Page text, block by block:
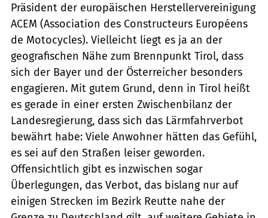
Präsident der europäischen Herstellervereinigung
ACEM (Association des Constructeurs Européens
de Motocycles). Vielleicht liegt es ja an der
geografischen Nähe zum Brennpunkt Tirol, dass
sich der Bayer und der Österreicher besonders
engagieren. Mit gutem Grund, denn in Tirol heißt
es gerade in einer ersten Zwischenbilanz der
Landesregierung, dass sich das Lärmfahrverbot
bewährt habe: Viele Anwohner hätten das Gefühl,
es sei auf den Straßen leiser geworden.
Offensichtlich gibt es inzwischen sogar
Überlegungen, das Verbot, das bislang nur auf
einigen Strecken im Bezirk Reutte nahe der